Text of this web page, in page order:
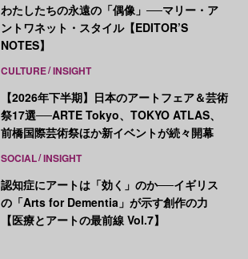
わたしたちの永遠の「偶像」──マリー・ア
ントワネット・スタイル【EDITOR’S
NOTES】
CULTURE INSIGHT
【2026年下半期】日本のアートフェア＆芸術
祭17選──ARTE Tokyo、TOKYO ATLAS、
前橋国際芸術祭ほか新イベントが続々開幕
SOCIAL INSIGHT
認知症にアートは「効く」のか──イギリス
の「Arts for Dementia」が示す創作の力
【医療とアートの最前線 Vol.7】